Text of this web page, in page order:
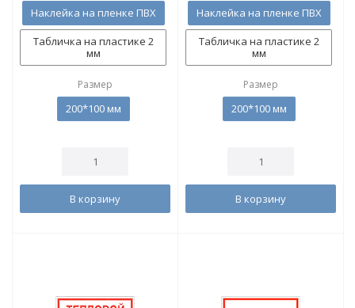
Наклейка на пленке ПВХ
Табличка на пластике 2
мм
Размер
200*100 мм
В корзину
Наклейка на пленке ПВХ
Табличка на пластике 2
мм
Размер
200*100 мм
В корзину